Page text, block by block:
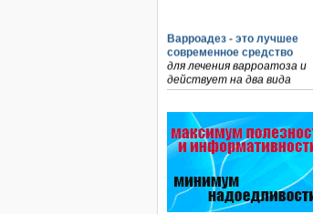
Варроадез - это лучшее
современное средство
для лечения варроатоза и
действует на два вида
клеща…
Пчёлы умеют считать до
четырёх.
Проведя серию
экспериментов, учёные
выяснили, что медоносные
пчёлы превосходят…